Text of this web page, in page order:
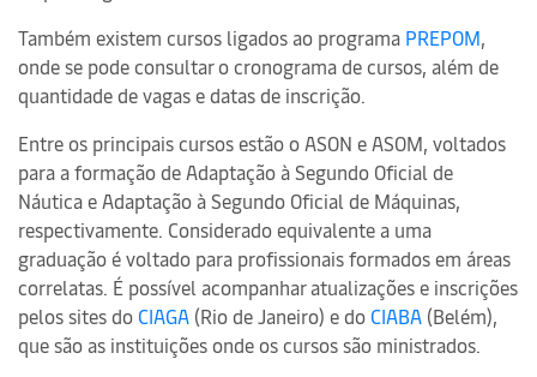
Também existem cursos ligados ao programa PREPOM,
onde se pode consultar o cronograma de cursos, além de
quantidade de vagas e datas de inscrição.
Entre os principais cursos estão o ASON e ASOM, voltados
para a formação de Adaptação à Segundo Oficial de
Náutica e Adaptação à Segundo Oficial de Máquinas,
respectivamente. Considerado equivalente a uma
graduação é voltado para profissionais formados em áreas
correlatas. É possível acompanhar atualizações e inscrições
pelos sites do CIAGA (Rio de Janeiro) e do CIABA (Belém),
que são as instituições onde os cursos são ministrados.